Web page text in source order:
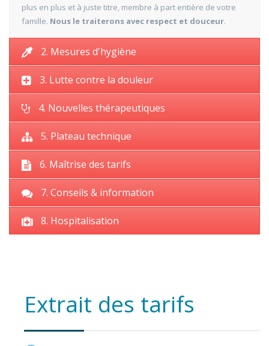
plus en plus et à juste titre, membre à part entière de votre
famille. Nous le traiterons avec respect et douceur.
2. Mesures d'hygiène
3. Lutte contre la douleur
4. Nouvelles thérapeutiques
5. Plateau technique
6. Maîtrise des tarifs
7. Conseils & information
8. Hospitalisation
Extrait des tarifs